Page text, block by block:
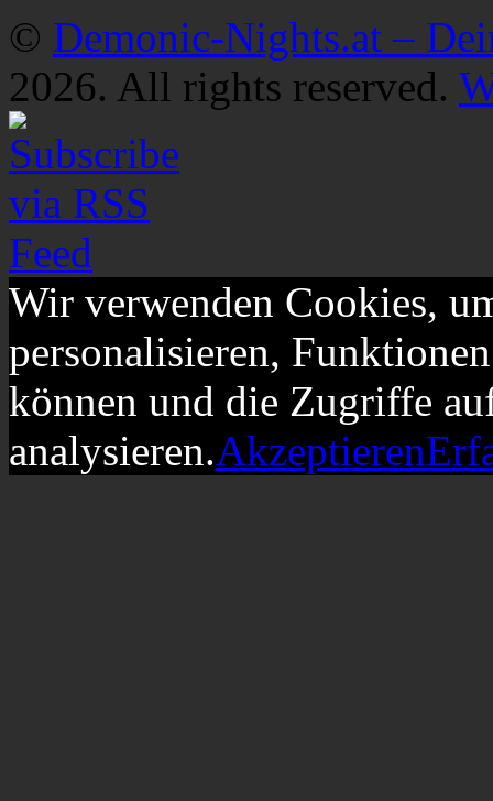
© Demonic-Nights.at –
2026. All rights reserved.
Wir verwenden Cookies,
personalisieren,
können und die Zugriffe
analysieren.Akzeptieren